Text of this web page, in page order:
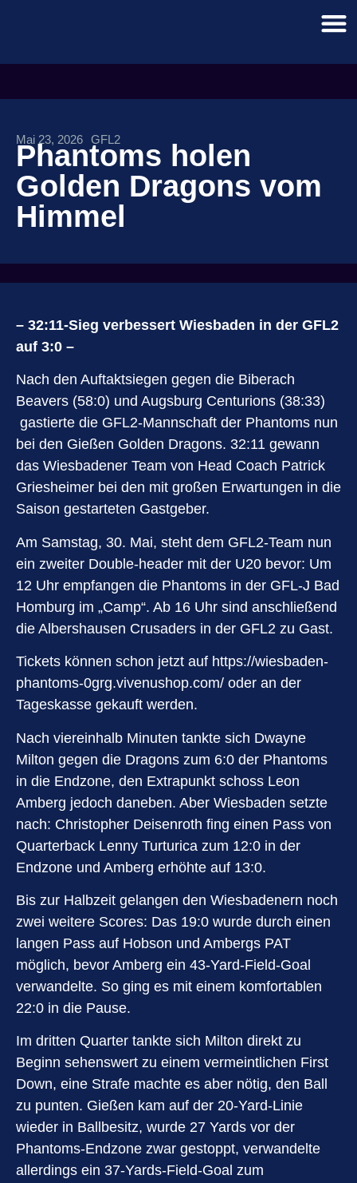
Mai 23, 2026 GFL2
Phantoms holen
Golden Dragons vom
Himmel
– 32:11-Sieg verbessert Wiesbaden in der GFL2
auf 3:0 –
Nach den Auftaktsiegen gegen die Biberach
Beavers (58:0) und Augsburg Centurions (38:33)
gastierte die GFL2-Mannschaft der Phantoms nun
bei den Gießen Golden Dragons. 32:11 gewann
das Wiesbadener Team von Head Coach Patrick
Griesheimer bei den mit großen Erwartungen in die
Saison gestarteten Gastgeber.
Am Samstag, 30. Mai, steht dem GFL2-Team nun
ein zweiter Double-header mit der U20 bevor: Um
12 Uhr empfangen die Phantoms in der GFL-J Bad
Homburg im „Camp“. Ab 16 Uhr sind anschließend
die Albershausen Crusaders in der GFL2 zu Gast.
Tickets können schon jetzt auf https://wiesbaden-
phantoms-0grg.vivenushop.com/ oder an der
Tageskasse gekauft werden.
Nach viereinhalb Minuten tankte sich Dwayne
Milton gegen die Dragons zum 6:0 der Phantoms
in die Endzone, den Extrapunkt schoss Leon
Amberg jedoch daneben. Aber Wiesbaden setzte
nach: Christopher Deisenroth fing einen Pass von
Quarterback Lenny Turturica zum 12:0 in der
Endzone und Amberg erhöhte auf 13:0.
Bis zur Halbzeit gelangen den Wiesbadenern noch
zwei weitere Scores: Das 19:0 wurde durch einen
langen Pass auf Hobson und Ambergs PAT
möglich, bevor Amberg ein 43-Yard-Field-Goal
verwandelte. So ging es mit einem komfortablen
22:0 in die Pause.
Im dritten Quarter tankte sich Milton direkt zu
Beginn sehenswert zu einem vermeintlichen First
Down, eine Strafe machte es aber nötig, den Ball
zu punten. Gießen kam auf der 20-Yard-Linie
wieder in Ballbesitz, wurde 27 Yards vor der
Phantoms-Endzone zwar gestoppt, verwandelte
allerdings ein 37-Yards-Field-Goal zum